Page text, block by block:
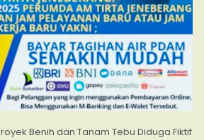
Benih dan Tanam Tebu Diduga Fiktif